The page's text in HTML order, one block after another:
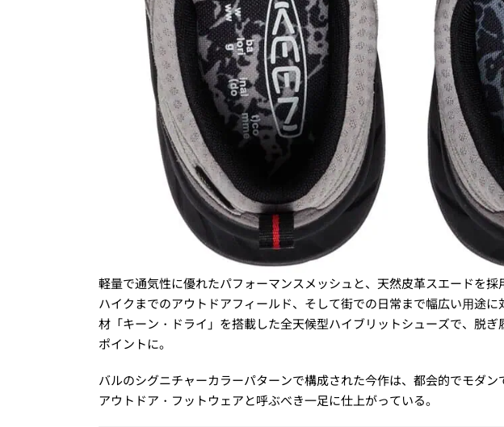
軽量で通気性に優れたパフォーマンスメッシュと、天然皮革スエードを
ハイクまでのアウトドアフィールド、そして街での日常まで幅広い⽤途
材「キーン・ドライ」を搭載した全天候型ハイブリットシューズで、脱
ポイントに。
バルのシグニチャーカラーパターンで構成された今作は、都会的でモダ
アウトドア・フットウェアと呼ぶべき一足に仕上がっている。